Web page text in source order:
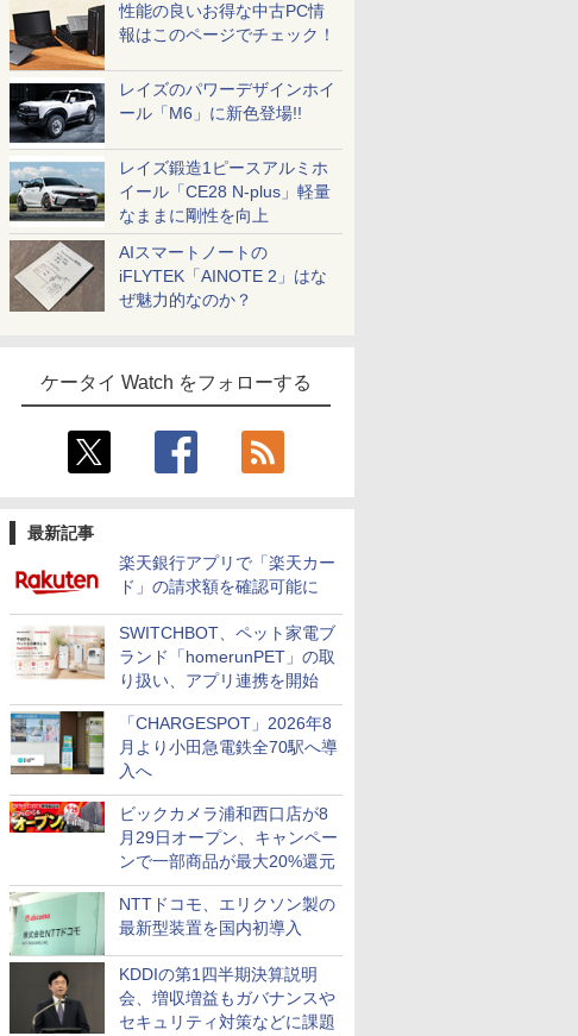
性能の良いお得な中古PC情
報はこのページでチェック！
レイズのパワーデザインホイ
ール「M6」に新色登場!!
レイズ鍛造1ピースアルミホ
イール「CE28 N-plus」軽量
なままに剛性を向上
AIスマートノートの
iFLYTEK「AINOTE 2」はな
ぜ魅力的なのか？
ケータイ Watch をフォローする
最新記事
楽天銀行アプリで「楽天カー
ド」の請求額を確認可能に
SWITCHBOT、ペット家電ブ
ランド「homerunPET」の取
り扱い、アプリ連携を開始
「CHARGESPOT」2026年8
月より小田急電鉄全70駅へ導
入へ
ビックカメラ浦和西口店が8
月29日オープン、キャンペー
ンで一部商品が最大20%還元
NTTドコモ、エリクソン製の
最新型装置を国内初導入
KDDIの第1四半期決算説明
会、増収増益もガバナンスや
セキュリティ対策などに課題